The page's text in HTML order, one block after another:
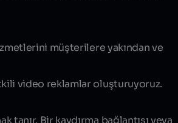
müşterilere yakından ve
video reklamlar oluşturuyoruz.
tanır. Bir kaydırma bağlantısı veya